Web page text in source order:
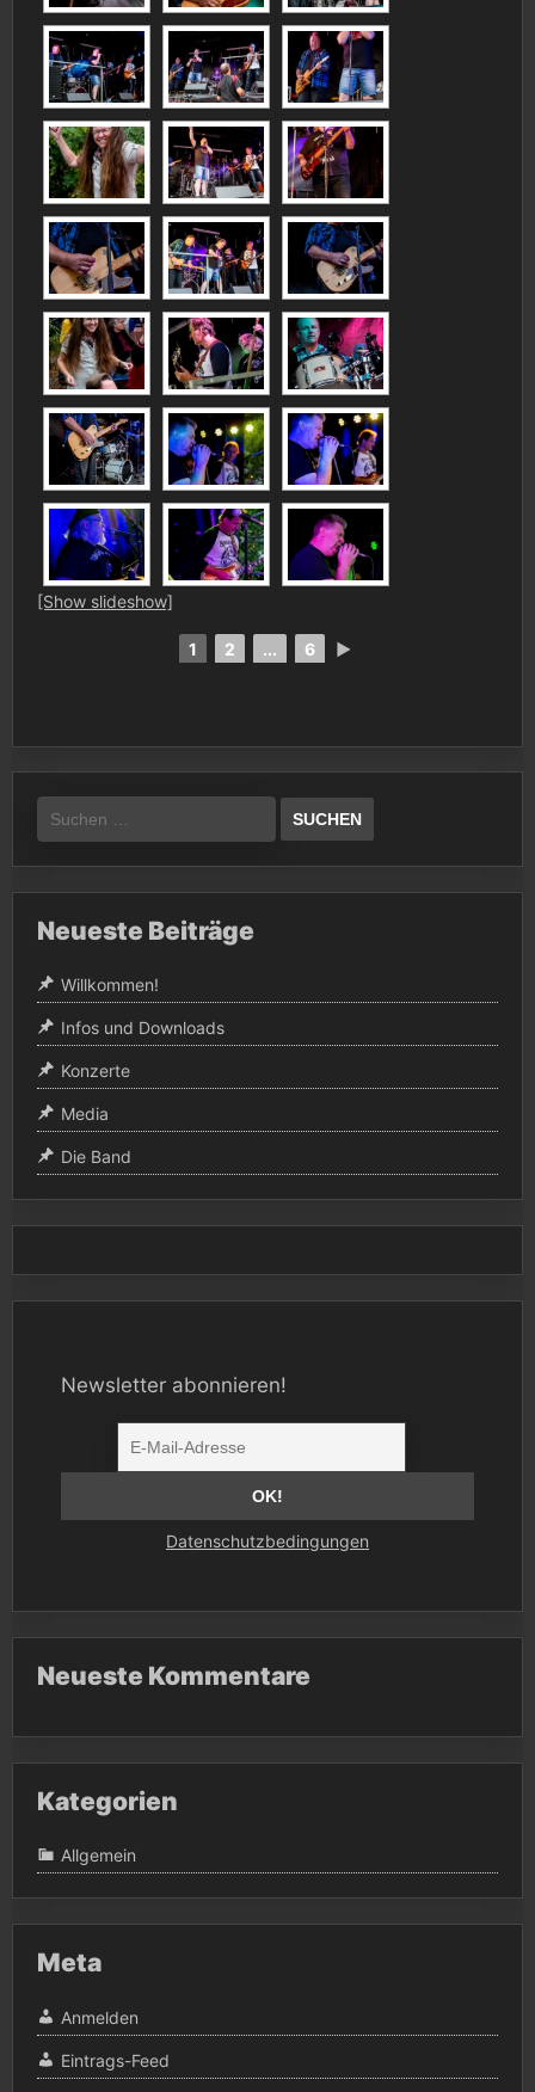
[Show slideshow]
1 2 ... 6 ►
Suchen
nach:
Neueste Beiträge
Willkommen!
Infos und Downloads
Konzerte
Media
Die Band
Newsletter abonnieren!
Datenschutzbedingungen
Neueste Kommentare
Kategorien
Allgemein
Meta
Anmelden
Eintrags-Feed